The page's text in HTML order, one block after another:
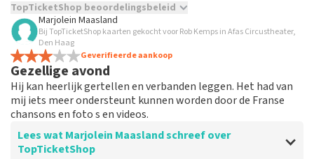
TopTicketShop beoordelingsbeleid
TopTicketShop verzamelt reviews van echte klanten. Het is
niet mogelijk om een review achter te laten als je geen
tickets hebt aangeschaft bij TopTicketShop. Reviews met
grof taalgebruik en/of onwaarheden worden niet geplaatst.
Het kan enkele weken duren voordat een review wordt
geplaatst.
Marjolein Maasland
Bij TopTicketShop kaarten gekocht voor Rob Kemps in Afas Circustheater,
Den Haag
Geverifieerde aankoop
Gezellige avond
Hij kan heerlijk gertellen en verbanden leggen. Het had van
mij iets meer ondersteunt kunnen worden door de Franse
chansons en foto s en videos.
Lees wat Marjolein Maasland schreef over
TopTicketShop